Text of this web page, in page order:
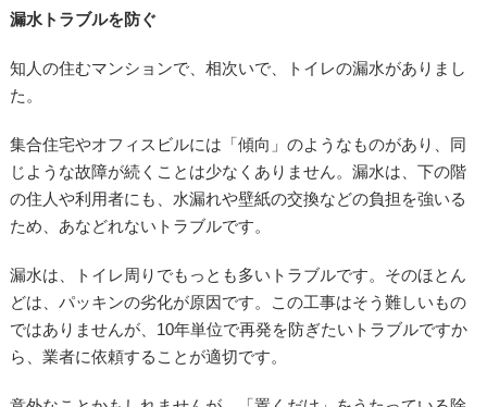
漏水トラブルを防ぐ
知人の住むマンションで、相次いで、トイレの漏水がありまし
た。
集合住宅やオフィスビルには「傾向」のようなものがあり、同
じような故障が続くことは少なくありません。漏水は、下の階
の住人や利用者にも、水漏れや壁紙の交換などの負担を強いる
ため、あなどれないトラブルです。
漏水は、トイレ周りでもっとも多いトラブルです。そのほとん
どは、パッキンの劣化が原因です。この工事はそう難しいもの
ではありませんが、10年単位で再発を防ぎたいトラブルですか
ら、業者に依頼することが適切です。